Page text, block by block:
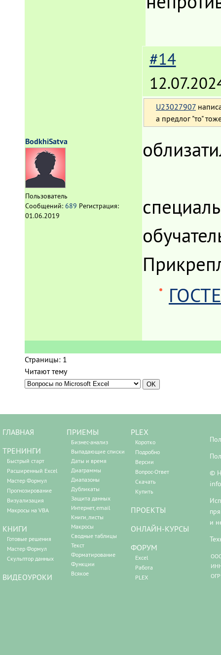
BodkhiSatva
Пользователь
Сообщений: 689 Регистрация:
01.06.2019
#14
U23027907
а предлог "то"
Страницы: 1
Читают тему
ГЛАВНАЯ
ТРЕНИНГИ
Быстрый старт
Расширенный Excel
Мастер Формул
Прогнозирование
Визуализация
Макросы на VBA
КНИГИ
Готовые решения
Мастер Формул
Скульптор данных
ВИДЕОУРОКИ
ПРИЕМЫ
Бизнес-анализ
Выпадающие списки
Даты и время
Диаграммы
Диапазоны
Дубликаты
Защита данных
Интернет, email
Книги, листы
Макросы
Сводные таблицы
Текст
Форматирование
Функции
Всякое
PLEX
Коротко
Подробно
Версии
Вопрос-Ответ
Скачать
Купить
ПРОЕКТЫ
ОНЛАЙН-КУРСЫ
ФОРУМ
Excel
Работа
PLEX
©
и